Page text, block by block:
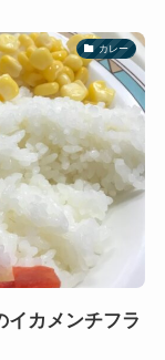
カレー
イカメンチフラ